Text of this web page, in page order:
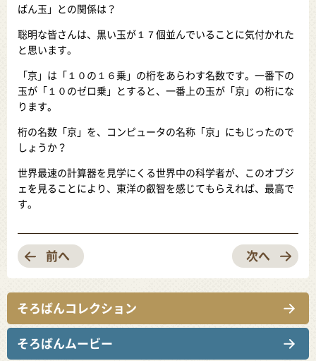
ばん玉」との関係は？
聡明な皆さんは、黒い玉が１７個並んでいることに気付かれた
と思います。
「京」は「１０の１６乗」の桁をあらわす名数です。一番下の
玉が「１０のゼロ乗」とすると、一番上の玉が「京」の桁にな
ります。
桁の名数「京」を、コンピュータの名称「京」にもじったので
しょうか？
世界最速の計算器を見学にくる世界中の科学者が、このオブジ
ェを見ることにより、東洋の叡智を感じてもらえれば、最高で
す。
前へ 次へ
そろばんコレクション
そろばんムービー